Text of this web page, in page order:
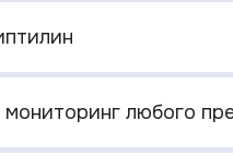
любого